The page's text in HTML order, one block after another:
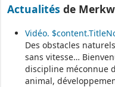
- - - - -
Vous trouverez les
et MAM par commune sur
Actualités de
Vidéo.
Des obstacles
sans vitesse…
discipline méconnue
animal,